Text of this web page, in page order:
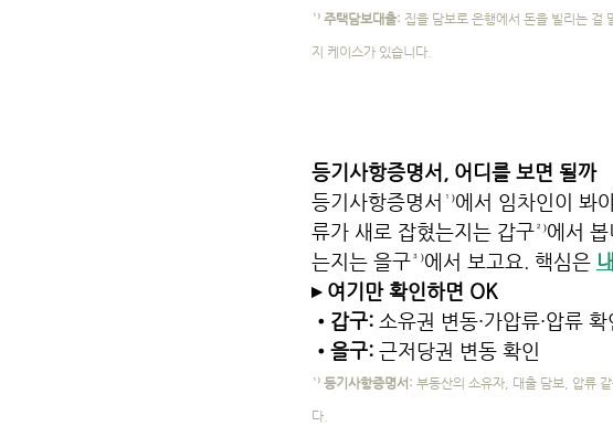
¹⁾ 주택담보대출: 집을 담보로 은행에서 돈을 빌리는 걸
지 케이스가 있습니다.
등기사항증명서, 어디를 보면 될까
등기사항증명서¹⁾에서 임차인이
류가 새로 잡혔는지는 갑구²⁾에서
는지는 을구³⁾에서 보고요. 핵심은
▸ 여기만 확인하면 OK
•갑구: 소유권 변동·가압류·압류 확
•을구: 근저당권 변동 확인
¹⁾ 등기사항증명서: 부동산의 소유자, 대출 담보, 압류
다.